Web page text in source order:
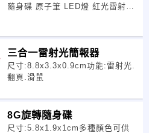
隨身碟 原子筆 LED燈 紅光雷射
三合一雷射光簡報器
尺寸:8.8x3.3x0.9cm功能:雷射光.
翻頁.滑鼠
8G旋轉隨身碟
尺寸:5.8x1.9x1cm多種顏色可供